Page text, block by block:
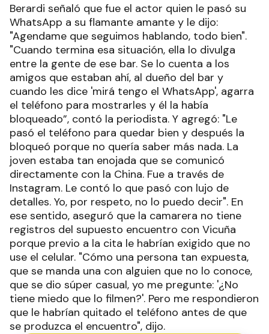
Berardi señaló que fue el actor quien le pasó su
WhatsApp a su flamante amante y le dijo:
"Agendame que seguimos hablando, todo bien".
"Cuando termina esa situación, ella lo divulga
entre la gente de ese bar. Se lo cuenta a los
amigos que estaban ahí, al dueño del bar y
cuando les dice 'mirá tengo el WhatsApp', agarra
el teléfono para mostrarles y él la había
bloqueado”, contó la periodista. Y agregó: "Le
pasó el teléfono para quedar bien y después la
bloqueó porque no quería saber más nada. La
joven estaba tan enojada que se comunicó
directamente con la China. Fue a través de
Instagram. Le contó lo que pasó con lujo de
detalles. Yo, por respeto, no lo puedo decir". En
ese sentido, aseguró que la camarera no tiene
registros del supuesto encuentro con Vicuña
porque previo a la cita le habrían exigido que no
use el celular. "Cómo una persona tan expuesta,
que se manda una con alguien que no lo conoce,
que se dio súper casual, yo me pregunte: '¿No
tiene miedo que lo filmen?'. Pero me respondieron
que le habrían quitado el teléfono antes de que
se produzca el encuentro", dijo.